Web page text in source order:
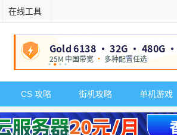
在线工具
CS 攻略 街机攻略 单机游戏